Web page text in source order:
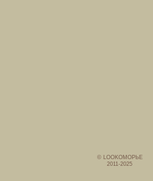
© LOOKОМОРЬЕ
2011-2025